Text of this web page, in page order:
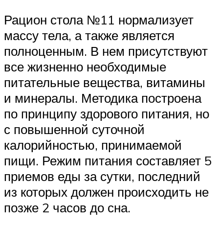
Рацион стола №11 нормализует
массу тела, а также является
полноценным. В нем присутствуют
все жизненно необходимые
питательные вещества, витамины
и минералы. Методика построена
по принципу здорового питания, но
с повышенной суточной
калорийностью, принимаемой
пищи. Режим питания составляет 5
приемов еды за сутки, последний
из которых должен происходить не
позже 2 часов до сна.